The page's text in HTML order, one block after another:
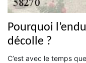
Pourquoi
décolle ?
C’est avec le temps